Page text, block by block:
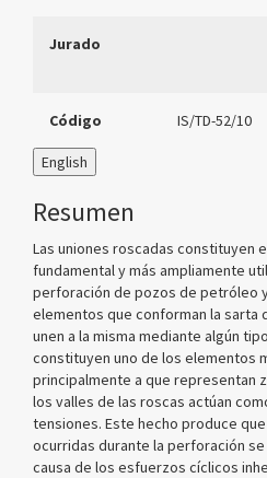
Jurado
Código IS/TD-52/10
English
Resumen
Las uniones roscadas constituyen
fundamental y más ampliamente
perforación de pozos de petróleo
elementos que conforman la sarta
unen a la misma mediante algún
constituyen uno de los elementos
principalmente a que representan
los valles de las roscas actúan
tensiones. Este hecho produce
ocurridas durante la perforación
causa de los esfuerzos cíclicos